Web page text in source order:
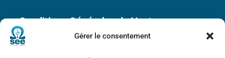
Gérer le consentement
Conditions Générales de Vente